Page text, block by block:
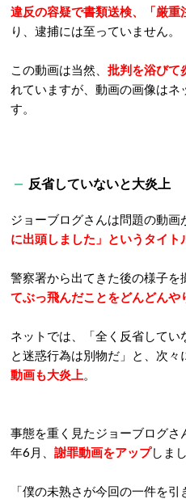
違反の容疑で書類送検、
「厳
り、逮捕には至っていません。
この動画は当然、 批判を浴びて
れていますが、動画の画像はネ
す。
反省していないと大炎上
ジョーブログさんは問題の動画
に出頭しました」というタイト
警察署から出てきた後の様子を
てぶっ飛んだことをどんどんや
ネットでは、「全く反省してい
と迷惑行為は別物だ」と、次々
動画も大炎上。
事態を重く見たジョーブログ
年6月、 謝罪動画をアップしまし
「僕の未熟さが今回の一件を